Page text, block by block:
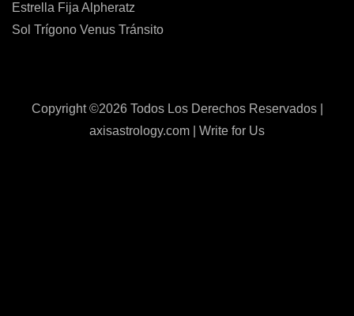
Estrella Fija Alpheratz
Sol Trígono Venus Tránsito
Copyright ©2026 Todos Los Derechos Reservados |
axisastrology.com
Write for Us